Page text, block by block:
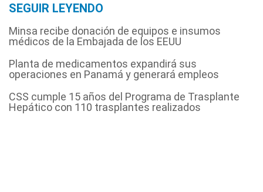
SEGUIR LEYENDO
Minsa recibe donación de equipos e insumos
médicos de la Embajada de los EEUU
Planta de medicamentos expandirá sus
operaciones en Panamá y generará empleos
CSS cumple 15 años del Programa de Trasplante
Hepático con 110 trasplantes realizados